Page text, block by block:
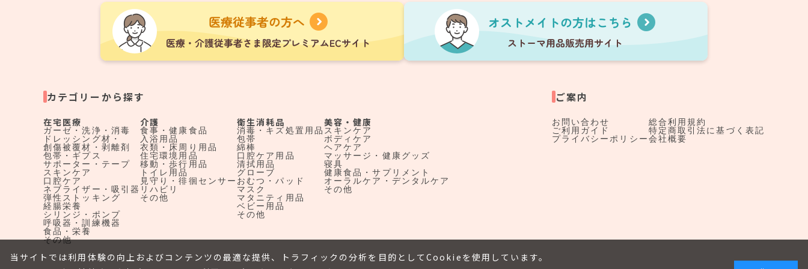
カテゴリーから探す
在宅医療
ガーゼ・洗浄・消毒
ドレッシング材・
創傷被覆材・剥離剤
包帯・ギプス
サポーター・テープ
スキンケア
口腔ケア
ネブライザー・吸引器
弾性ストッキング
経腸栄養
シリンジ・ポンプ
呼吸器・訓練機器
食品・栄養
その他
介護
食事・健康食品
入浴用品
衣類・床周り用品
住宅環境用品
移動・歩行用品
トイレ用品
見守り・徘徊センサー
リハビリ
その他
衛生消耗品
消毒・キズ処置用品
包帯
綿棒
口腔ケア用品
清拭用品
グローブ
おむつ・パッド
マスク
マタニティ用品
ベビー用品
その他
美容・健康
スキンケア
ボディケア
ヘアケア
マッサージ・健康グッズ
寝具
健康食品・サプリメント
オーラルケア・デンタルケア
その他
ご案内
お問い合わせ
ご利用ガイド
プライバシーポリシー
総合利用規約
特定商取引法に基づく表記
会社概要
当サイトでは利用体験の向上およびコンテンツの最適な提供、トラフィックの分析を目的としてCookieを使用しています。